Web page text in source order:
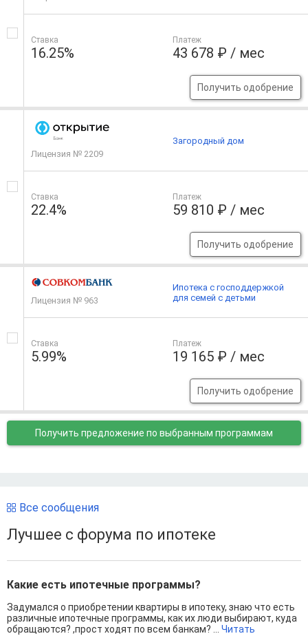
Ставка
16.25%
Платеж
43 678 ₽ / мес
Получить одобрение
Лицензия № 2209
Ставка
22.4%
Платеж
59 810 ₽ / мес
Получить одобрение
Загородный дом
Лицензия № 963
Ставка
5.99%
Платеж
19 165 ₽ / мес
Получить одобрение
Ипотека с господдержкой
для семей с детьми
Получить предложение по выбранным программам
Все сообщения
Лучшее с форума по ипотеке
Какие есть ипотечные программы?
Задумался о приобретении квартиры в ипотеку, знаю что есть
различные ипотечные программы, как их люди выбирают, куда
обращаются? ,прост ходят по всем банкам? ... Читать